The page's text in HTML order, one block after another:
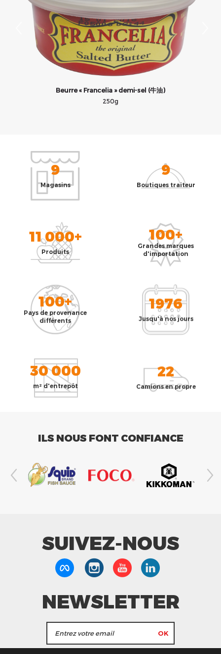
Beurre « Francelia » demi-sel (牛油)
250g
9
Magasins
9
Boutiques traiteur
11 000+
Produits
100+
Grandes marques
d'importation
100+
Pays de provenance
différents
1976
Jusqu'à nos jours
30 000
m² d'entrepôt
22
Camions en propre
ILS NOUS FONT CONFIANCE
SUIVEZ-NOUS
NEWSLETTER